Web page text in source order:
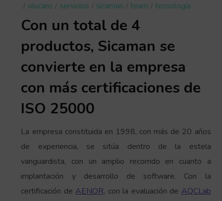
olucaro
servicios sicaman team tecnología
Con un total de 4
productos, Sicaman se
convierte en la empresa
con más certificaciones de
ISO 25000
La empresa constituida en 1998, con más de 20 años
de experiencia, se sitúa dentro de la estela
vanguardista, con un amplio recorrido en cuanto a
implantación y desarrollo de software. Con la
certificación deAENOR, con la evaluación de AQCLab